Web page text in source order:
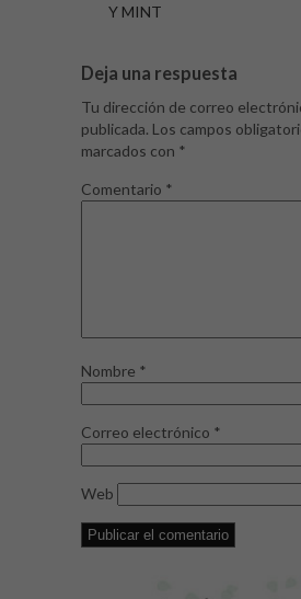
Y MINT
Deja una respuesta
Tu dirección de correo
publicada. Los campos
marcados con *
Comentario *
Nombre *
Correo electrónico *
Web